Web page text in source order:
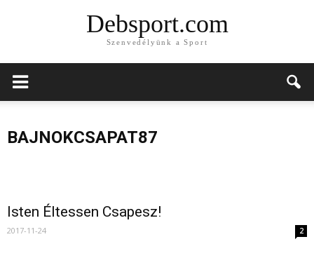
Debsport.com
Szenvedélyünk a Sport
BAJNOKCSAPAT87
2019-02-15
Isten éltessen Csapesz!
Isten Éltessen Csapesz!
2017-11-24 2